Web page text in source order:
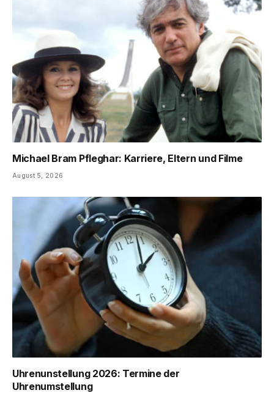
Michael Bram Pfleghar: Karriere, Eltern und Filme
August 5, 2026
Uhrenunstellung 2026: Termine der
Uhrenumstellung